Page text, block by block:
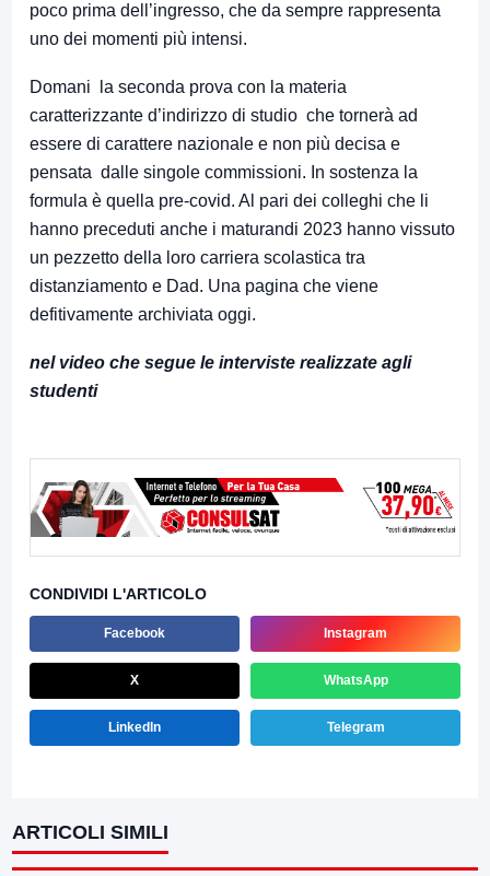
poco prima dell’ingresso, che da sempre rappresenta
uno dei momenti più intensi.
Domani la seconda prova con la materia
caratterizzante d’indirizzo di studio che tornerà ad
essere di carattere nazionale e non più decisa e
pensata dalle singole commissioni. In sostenza la
formula è quella pre-covid. Al pari dei colleghi che li
hanno preceduti anche i maturandi 2023 hanno vissuto
un pezzetto della loro carriera scolastica tra
distanziamento e Dad. Una pagina che viene
defitivamente archiviata oggi.
nel video che segue le interviste realizzate agli
studenti
CONDIVIDI L'ARTICOLO
Facebook Instagram
X WhatsApp
LinkedIn Telegram
ARTICOLI SIMILI